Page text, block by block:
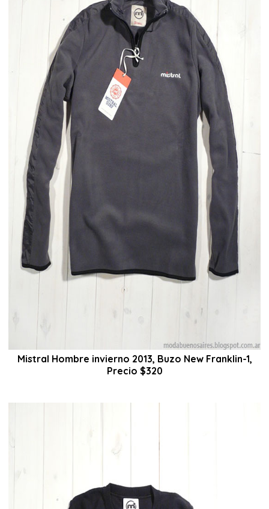
Mistral Hombre invierno 2013, Buzo New Franklin-1,
Precio $320